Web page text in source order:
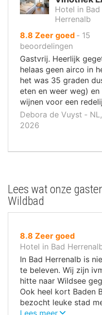
Hotel in Bad
Herrenalb
8.8 uit
10
,
Zeer goed ‐ 15
beoordelingen
Gastvrij. Heerlijk
helaas geen airco in
het was 35 graden
eten en weer weg) en
wijnen voor een
Debora de Vuyst ‐
2026
Lees wat onze
Wildbad
8.8 uit
10
,
Zeer goed
Hotel in Bad
In Bad Herrenalb is
te beleven. Wij zijn
hitte naar Wildsee
Ook heel kort Baden
bezocht leuke stad
winkels , maar het
Lees meer